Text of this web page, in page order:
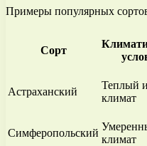
Примеры популярных
Сорт
Астраханский
Теплый
климат
Симферопольский
климат